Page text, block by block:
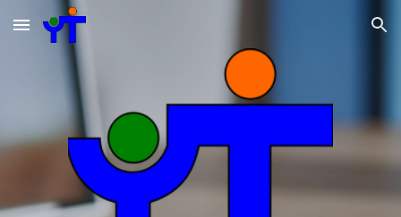
Skip to main content Skip to navigation